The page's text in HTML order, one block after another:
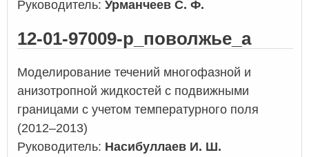
Руководитель: Урманчеев С. Ф.
12-01-97009-р_поволжье_а
Моделирование течений многофазной и
анизотропной жидкостей с подвижными
границами с учетом температурного поля
(2012–2013)
Руководитель: Насибуллаев И. Ш.